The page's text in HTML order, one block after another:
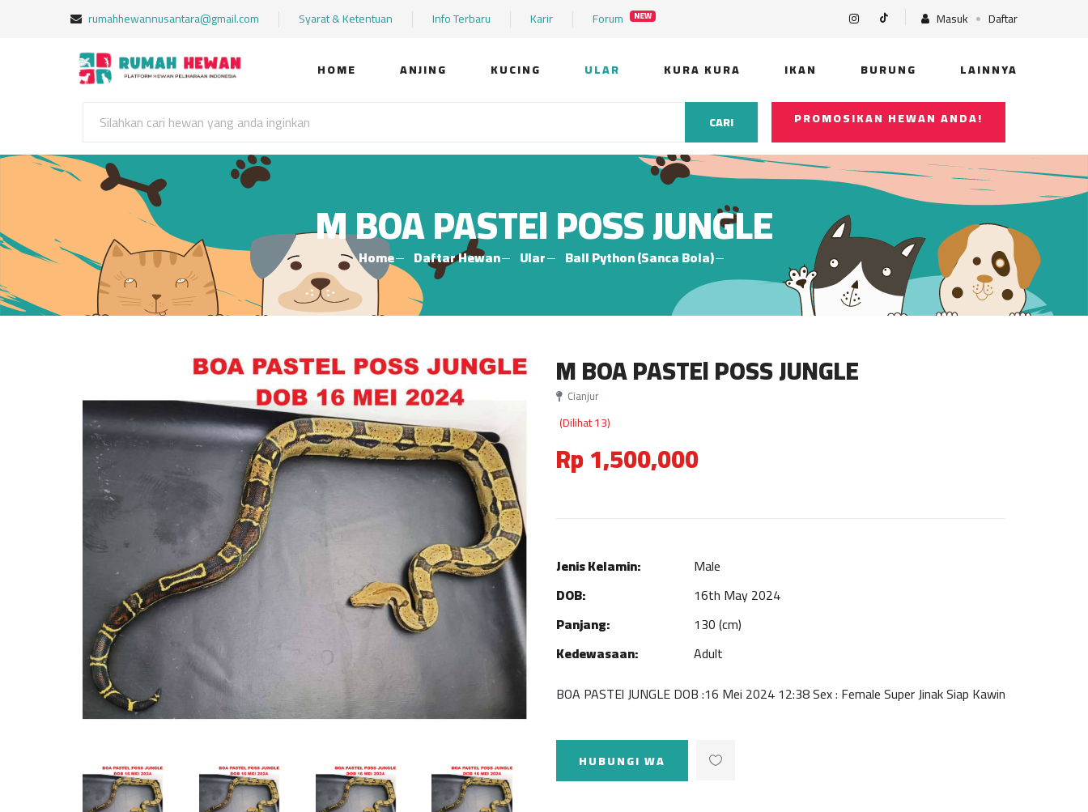
rumahhewannusantara@gmail.com Syarat & Ketentuan Info Terbaru Karir Forum NEW Masuk Daftar
HOME ANJING KUCING ULAR KURA KURA IKAN BURUNG LAINNYA
CARI PROMOSIKAN HEWAN ANDA!
M BOA PASTEl POSS JUNGLE
Home Daftar Hewan Ular Ball Python (Sanca Bola)
M BOA PASTEl POSS JUNGLE
Cianjur
(Dilihat 13)
Rp 1,500,000
Jenis Kelamin:
Male
DOB:
16th May 2024
Panjang:
130 (cm)
Kedewasaan:
Adult
BOA PASTEl JUNGLE DOB :16 Mei 2024 12:38 Sex : Female Super Jinak Siap Kawin
HUBUNGI WA